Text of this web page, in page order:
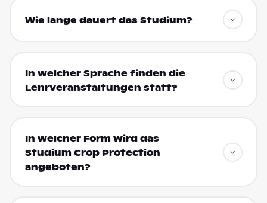
Wie lange dauert das Studium?
In welcher Sprache finden die
Lehrveranstaltungen statt?
In welcher Form wird das
Studium Crop Protection
angeboten?